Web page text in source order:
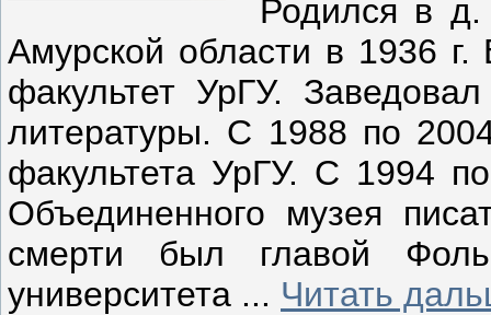
Родился в д.
Амурской области в 1936
факультет УрГУ.
литературы. С 1988 по
факультета УрГУ. С 1994
Объединенного музея
смерти был главой
университета ... Читать